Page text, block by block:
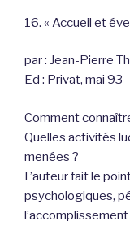
16. « Accueil et
par : Jean-Pierre
Ed : Privat, mai 93
Comment
Quelles activités
menées ?
L’auteur fait le
psychologiques,